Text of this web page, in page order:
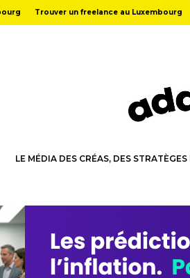
Trouver un freelance au Luxembourg
LE MÉDIA DES CRÉAS, DES